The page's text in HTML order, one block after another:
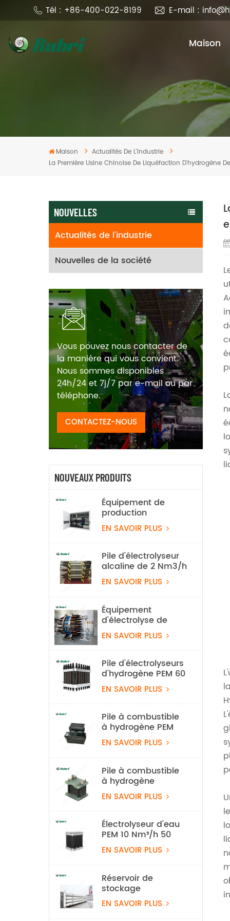
Tél : +86-400-022-8199 E-mail :
Maison
Maison
Actualités De L'industrie
La Première Usine Chinoise De Liquéfaction D'hydrogène
NOUVELLES
Actualités de l'industrie
Nouvelles de la société
Vous pouvez nous contacter de
la manière qui vous convient.
Nous sommes disponibles
24h/24 et 7j/7 par e-mail ou par
téléphone.
CONTACTEZ-NOUS
NOUVEAUX PRODUITS
Équipement de
production
d'hydrogène par
électrolyse de l'eau
alcaline, 100 Nm³/h,
500 kW
EN SAVOIR PLUS
Pile d'électrolyseur
alcaline de 2 Nm3/h
EN SAVOIR PLUS
Équipement
d'électrolyse de
l'eau à l'hydrogène
alcalin 100 Nm³/h
500 kW
EN SAVOIR PLUS
Pile d'électrolyseurs
d'hydrogène PEM 60
Nm3/h
EN SAVOIR PLUS
Pile à combustible
à hydrogène PEM
légère de 550 W
pour drone
EN SAVOIR PLUS
Pile à combustible
à hydrogène
refroidie par air de
100 W
EN SAVOIR PLUS
Électrolyseur d'eau
PEM 10 Nm³/h 50
kW, équipement de
production
d'hydrogène
EN SAVOIR PLUS
Réservoir de
stockage
d'hydrogène
stationnaire de 20
EN SAVOIR PLUS